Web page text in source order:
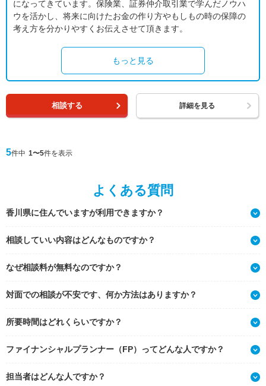
になってきています。保険業、証券仲介取引業で学んだノウハ
ウを活かし、将来に向けたお金の作り方やもしもの時の保障の
考え方を分かりやすくお伝えさせて頂きます。
もっと見る
相談する 詳細を見る
5件中 1〜5件を表示
よくある質問
香川県に住んでいますが利用できますか？
相談していい内容はどんなものですか？
なぜ相談料が無料なのですか？
対面での相談が不安です、何か方法はありますか？
所要時間はどれくらいですか？
ファイナンシャルプランナー（FP）ってどんな人ですか？
担当者はどんな人ですか？